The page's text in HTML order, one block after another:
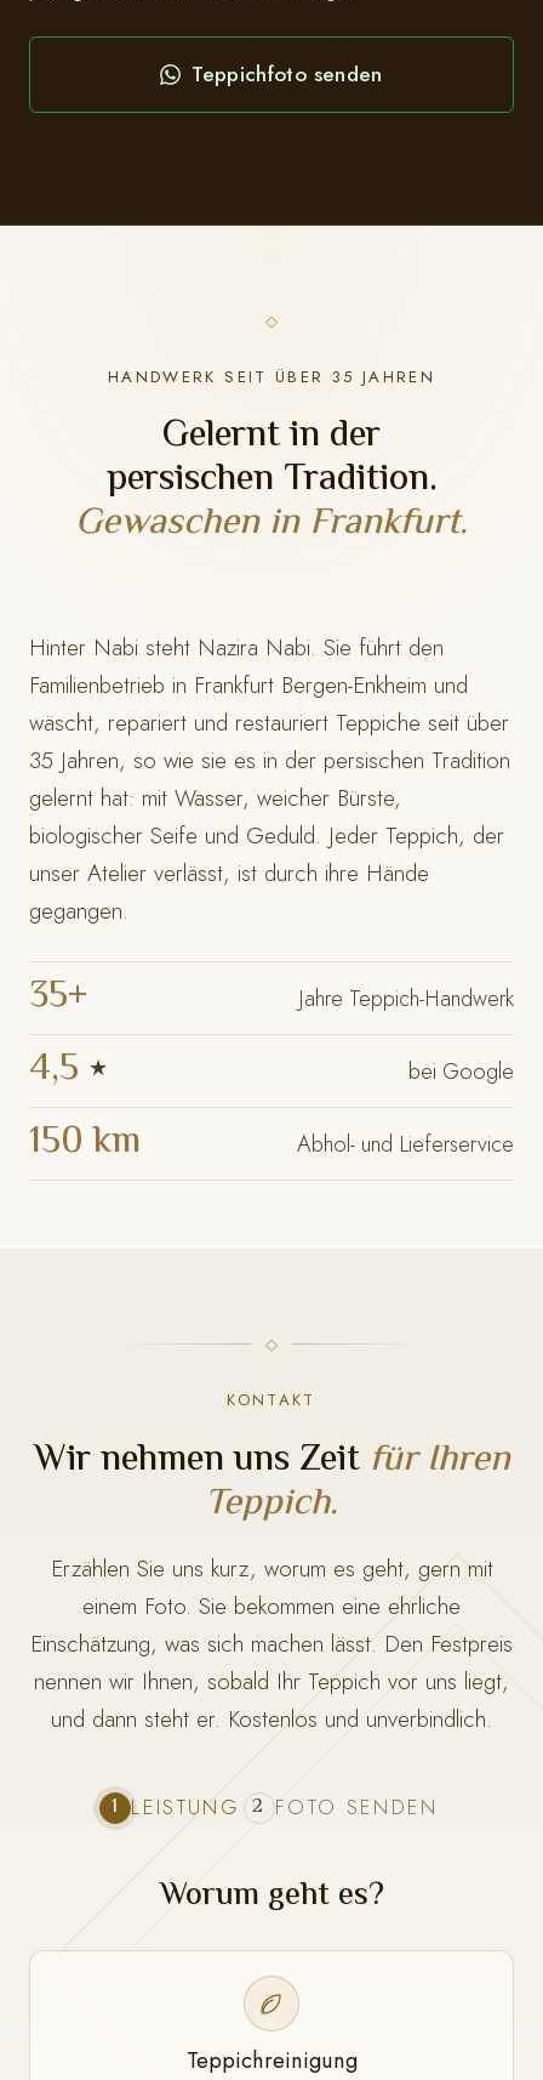
Teppichfoto senden
HANDWERK SEIT ÜBER 35 JAHREN
Gelernt in der
persischen Tradition.
Gewaschen in Frankfurt.
Hinter Nabi steht Nazira Nabi. Sie führt den
Familienbetrieb in Frankfurt Bergen-Enkheim und
wäscht, repariert und restauriert Teppiche seit über
35 Jahren, so wie sie es in der persischen Tradition
gelernt hat: mit Wasser, weicher Bürste,
biologischer Seife und Geduld. Jeder Teppich, der
unser Atelier verlässt, ist durch ihre Hände
gegangen.
35+ Jahre Teppich-Handwerk
4,5 ★ bei Google
150 km Abhol- und Lieferservice
KONTAKT
Wir nehmen uns Zeit für Ihren
Teppich.
Erzählen Sie uns kurz, worum es geht, gern mit
einem Foto. Sie bekommen eine ehrliche
Einschätzung, was sich machen lässt. Den Festpreis
nennen wir Ihnen, sobald Ihr Teppich vor uns liegt,
und dann steht er. Kostenlos und unverbindlich.
1 LEISTUNG 2 FOTO SENDEN
Worum geht es?
Teppichreinigung